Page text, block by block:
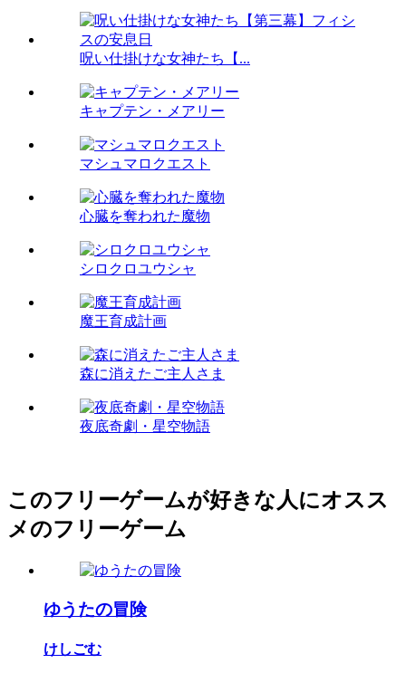
呪い仕掛けな女神たち【...
キャプテン・メアリー
マシュマロクエスト
心臓を奪われた魔物
シロクロユウシャ
魔王育成計画
森に消えたご主人さま
夜底奇劇・星空物語
このフリーゲームが好きな人にオスス
メのフリーゲーム
ゆうたの冒険
けしごむ